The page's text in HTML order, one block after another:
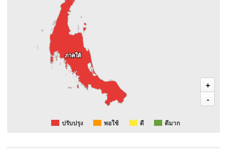
+
-
ภาคใต้
ภาคใต้
ปรับปรุง พอใช้ ดี ดีมาก